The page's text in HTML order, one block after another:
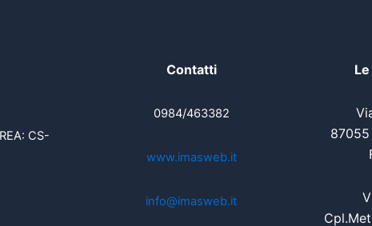
CS-
Contatti
0984/463382
www.imasweb.it
info@imasweb.it